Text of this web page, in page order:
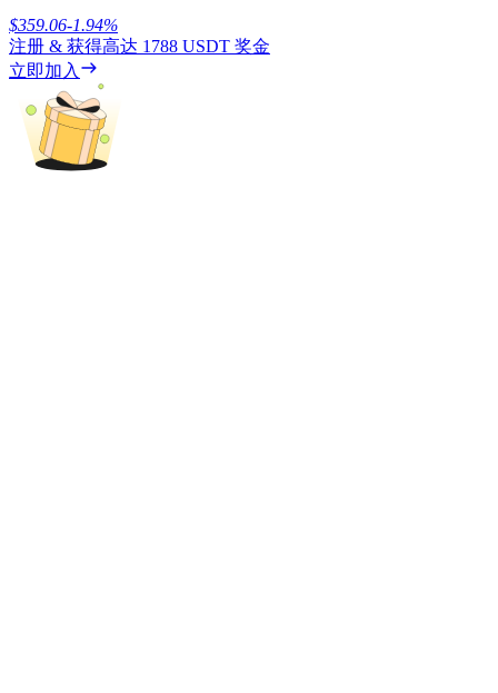
Launchpool
活期質押獲得熱門資產
$359.06-1.94%
注册 & 获得高达 1788 USDT 奖金
立即加入